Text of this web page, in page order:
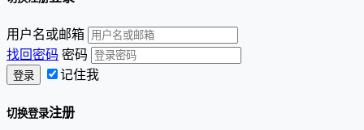
用户名或邮箱
找回密码 密码
记住我
切换登录注册